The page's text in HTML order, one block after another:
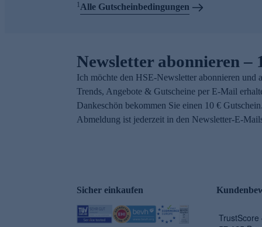
1Alle Gutscheinbedingungen
Newsletter abonnieren –
Ich möchte den HSE-Newsletter abonnieren und
Trends, Angebote & Gutscheine per E-Mail
Dankeschön bekommen Sie einen 10 €
Abmeldung ist jederzeit in den Newsletter-E-
Sicher einkaufen